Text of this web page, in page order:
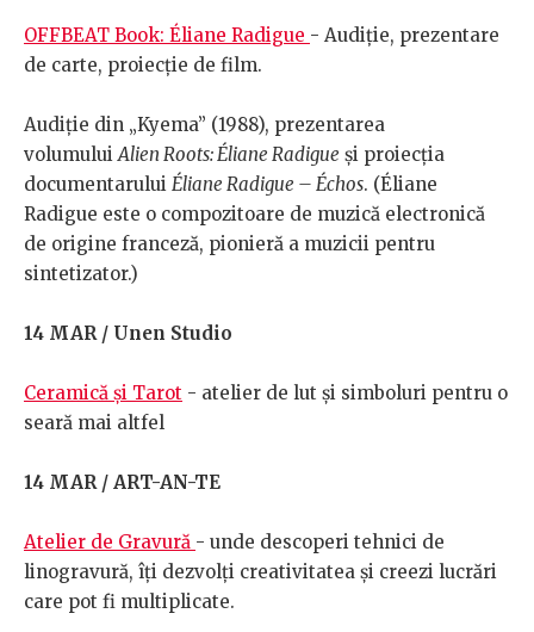
OFFBEAT Book: Éliane Radigue - Audiție, prezentare
de carte, proiecție de film.
Audiție din „Kyema” (1988), prezentarea
volumuluiAlien Roots: Éliane Radigue și proiecția
documentarului Éliane Radigue – Échos. (Éliane
Radigue este o compozitoare de muzică electronică
de origine franceză, pionieră a muzicii pentru
sintetizator.)
14 MAR / Unen Studio
Ceramică și Tarot - atelier de lut și simboluri pentru o
seară mai altfel
14 MAR / ART-AN-TE
Atelier de Gravură - unde descoperi tehnici de
linogravură, îți dezvolți creativitatea și creezi lucrări
care pot fi multiplicate.